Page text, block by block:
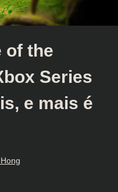
of the
Series
e mais é